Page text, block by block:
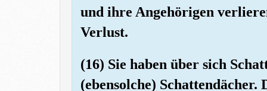
und ihre Angehörigen
Verlust.
(16) Sie haben über sich
(ebensolche)